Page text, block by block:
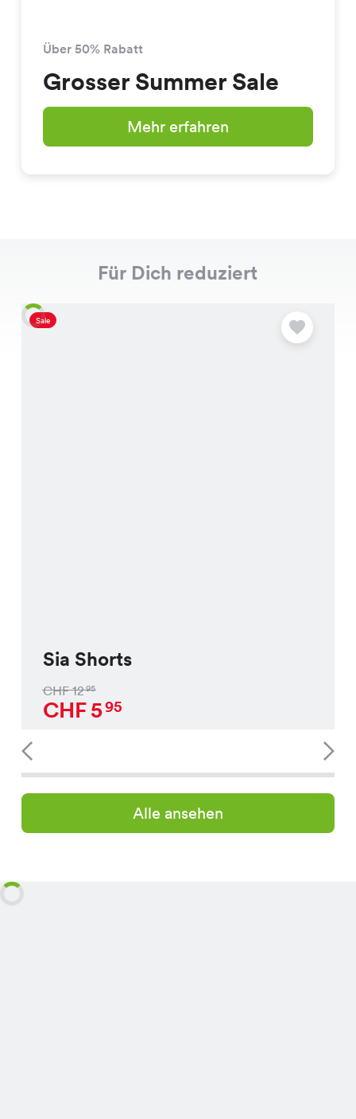
Über 50% Rabatt
Grosser Summer Sale
Mehr erfahren
Für Dich reduziert
Sale
Sia Shorts
CHF1295
CHF595
Alle ansehen